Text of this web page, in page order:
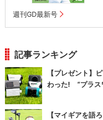
週刊GD最新号
記事ランキング
【プレゼント】
わった! “プラス
【マイギアを語